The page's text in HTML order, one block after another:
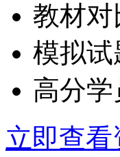
教材
模拟试
高分
立即查看